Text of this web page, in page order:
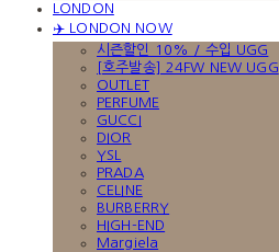
LONDON
✈️ LONDON NOW
시즌할인 10% / 수입 UGG
[호주발송] 24FW NEW UGG
OUTLET
PERFUME
GUCCI
DIOR
YSL
PRADA
CELINE
BURBERRY
HIGH-END
Margiela